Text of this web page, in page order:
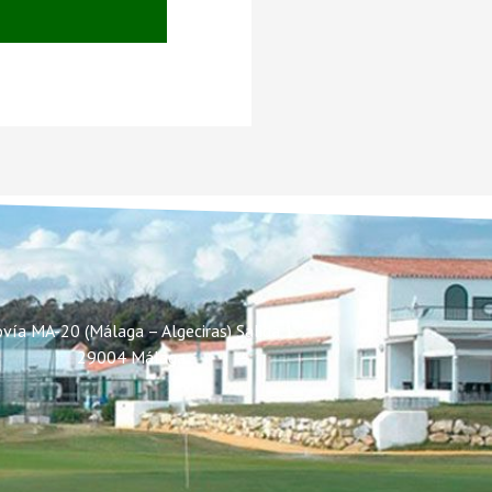
MA-20 (Málaga – Algeciras) Salida 1
29004 Málaga